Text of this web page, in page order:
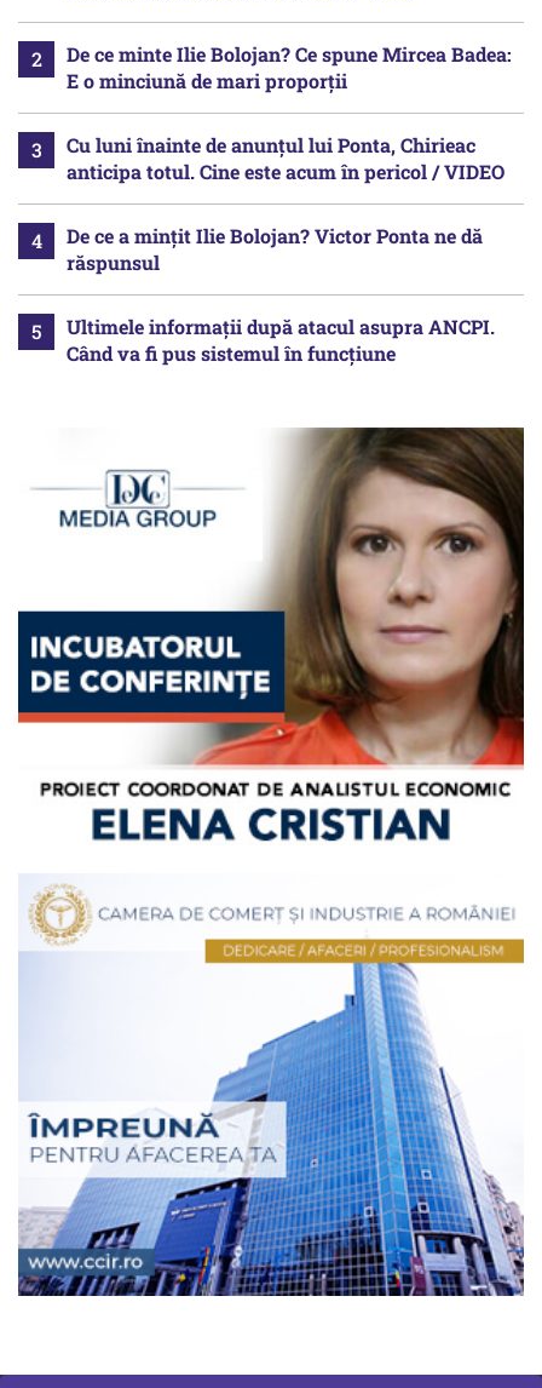
De ce minte Ilie Bolojan? Ce spune Mircea Badea:
E o minciună de mari proporții
Cu luni înainte de anunțul lui Ponta, Chirieac
anticipa totul. Cine este acum în pericol / VIDEO
De ce a mințit Ilie Bolojan? Victor Ponta ne dă
răspunsul
Ultimele informații după atacul asupra ANCPI.
Când va fi pus sistemul în funcțiune